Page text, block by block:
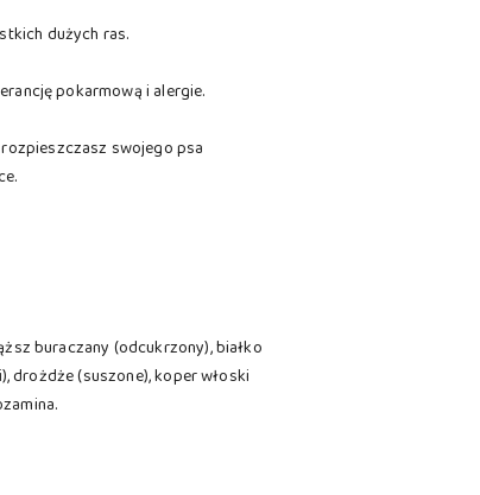
dużych ras.
pokarmową i alergie.
swojego psa
buraczany (odcukrzony), białko
drożdże (suszone), koper włoski